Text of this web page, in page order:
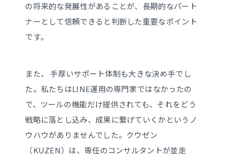
の将来的な発展性があることが、長期的なパート
ナーとして信頼できると判断した重要なポイント
です。
また、 手厚いサポート体制も大きな決め手でし
た。私たちはLINE運用の専門家ではなかったの
で、ツールの機能だけ提供されても、それをどう
戦略に落とし込み、成果に繋げていくかというノ
ウハウがありませんでした。クウゼン
（KUZEN）は、専任のコンサルタントが並走